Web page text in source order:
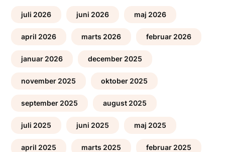
juli 2026 juni 2026 maj 2026
april 2026 marts 2026 februar 2026
januar 2026 december 2025
november 2025 oktober 2025
september 2025 august 2025
juli 2025 juni 2025 maj 2025
april 2025 marts 2025 februar 2025